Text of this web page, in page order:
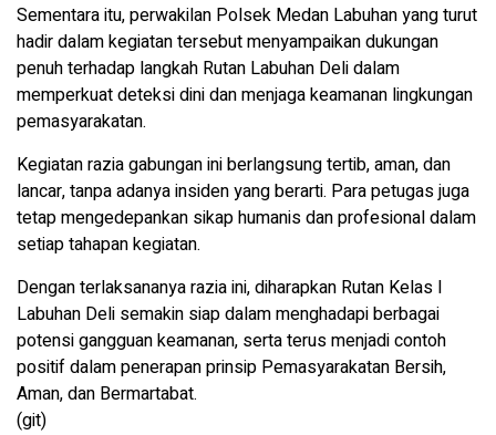
Sementara itu, perwakilan Polsek Medan Labuhan yang turut
hadir dalam kegiatan tersebut menyampaikan dukungan
penuh terhadap langkah Rutan Labuhan Deli dalam
memperkuat deteksi dini dan menjaga keamanan lingkungan
pemasyarakatan.
Kegiatan razia gabungan ini berlangsung tertib, aman, dan
lancar, tanpa adanya insiden yang berarti. Para petugas juga
tetap mengedepankan sikap humanis dan profesional dalam
setiap tahapan kegiatan.
Dengan terlaksananya razia ini, diharapkan Rutan Kelas I
Labuhan Deli semakin siap dalam menghadapi berbagai
potensi gangguan keamanan, serta terus menjadi contoh
positif dalam penerapan prinsip Pemasyarakatan Bersih,
Aman, dan Bermartabat.
(git)